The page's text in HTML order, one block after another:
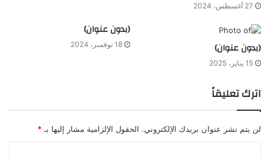
27 أغسطس، 2024
(بدون عنوان)
15 يناير، 2025
(بدون عنوان)
18 نوفمبر، 2024
اترك تعليقاً
لن يتم نشر عنوان بريدك الإلكتروني. الحقول الإلزامية مشار إليها بـ *